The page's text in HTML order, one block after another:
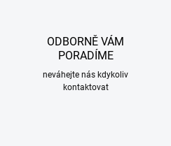
ODBORNĚ VÁM
PORADÍME
neváhejte nás kdykoliv
kontaktovat